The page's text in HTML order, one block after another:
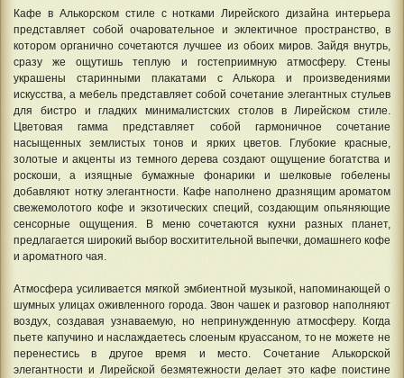
Кафе в Алькорском стиле с нотками Лирейского дизайна интерьера
представляет собой очаровательное и эклектичное пространство, в
котором органично сочетаются лучшее из обоих миров. Зайдя внутрь,
сразу же ощутишь теплую и гостеприимную атмосферу. Стены
украшены старинными плакатами с Алькора и произведениями
искусства, а мебель представляет собой сочетание элегантных стульев
для бистро и гладких минималистских столов в Лирейском стиле.
Цветовая гамма представляет собой гармоничное сочетание
насыщенных землистых тонов и ярких цветов. Глубокие красные,
золотые и акценты из темного дерева создают ощущение богатства и
роскоши, а изящные бумажные фонарики и шелковые гобелены
добавляют нотку элегантности. Кафе наполнено дразнящим ароматом
свежемолотого кофе и экзотических специй, создающим опьяняющие
сенсорные ощущения. В меню сочетаются кухни разных планет,
предлагается широкий выбор восхитительной выпечки, домашнего кофе
и ароматного чая.
Атмосфера усиливается мягкой эмбиентной музыкой, напоминающей о
шумных улицах оживленного города. Звон чашек и разговор наполняют
воздух, создавая узнаваемую, но непринужденную атмосферу. Когда
пьете капучино и наслаждаетесь слоеным круассаном, то не можете не
перенестись в другое время и место. Сочетание Алькорской
элегантности и Лирейской безмятежности делает это кафе поистине